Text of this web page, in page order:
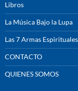
Libros
La Música Bajo la Lupa
Las 7 Armas Espirituales
CONTACTO
QUIENES SOMOS